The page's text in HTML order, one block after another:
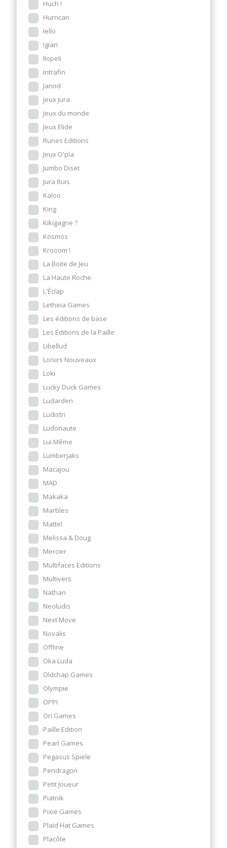
Huch !
Hurrican
Iello
Igiari
Ilopeli
Intrafin
Janod
Jeux Jura
Jeux du monde
Jeux Elide
Runes Editions
Jeux O'pla
Jumbo Diset
Jura Buis
Kaloo
King
Kikigagne ?
Kosmos
Krooom !
La Boite de Jeu
La Haute Roche
L'Éclap
Letheia Games
Les éditions de base
Les Éditions de la Paille
Libellud
Loisirs Nouveaux
Loki
Lucky Duck Games
Ludarden
Ludistri
Ludonaute
Lui Même
Lumberjaks
Macajou
MAD
Makaka
Marbles
Mattel
Melissa & Doug
Mercier
Multifaces Editions
Multivers
Nathan
Neoludis
Next Move
Novalis
Offline
Oka Luda
Oldchap Games
Olympie
OPPI
Ori Games
Paille Edition
Pearl Games
Pegasus Spiele
Pendragon
Petit Joueur
Piatnik
Pixie Games
Plaid Hat Games
Placôte